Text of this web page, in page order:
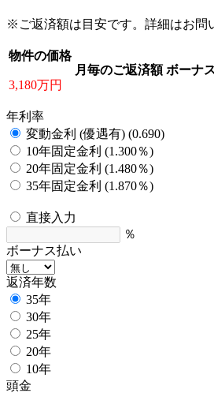
※ご返済額は目安です。詳細はお問
物件の価格
3,180万円
月毎のご返済額 ボーナ
年利率
変動金利 (優遇有) (0.690)
10年固定金利 (1.300％)
20年固定金利 (1.480％)
35年固定金利 (1.870％)
直接入力
％
ボーナス払い
返済年数
35年
30年
25年
20年
10年
頭金